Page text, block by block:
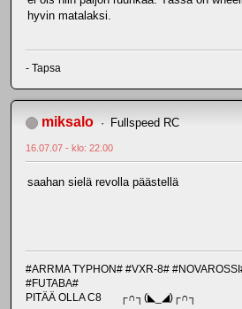
hyvin matalaksi.
- Tapsa
miksalo Fullspeed RC
16.07.07 - klo: 22.00
saahan sielä revolla päästellä
#ARRMA TYPHON# #VXR-8#
#FUTABA#
PITÄÄ OLLA C8 ┌∩┐(◣_◢)┌∩┐